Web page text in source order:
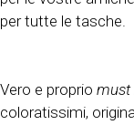
per tutte le tasche.
Vero e proprio must
coloratissimi,